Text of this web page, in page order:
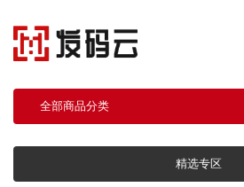
全部商品分类
精选专区